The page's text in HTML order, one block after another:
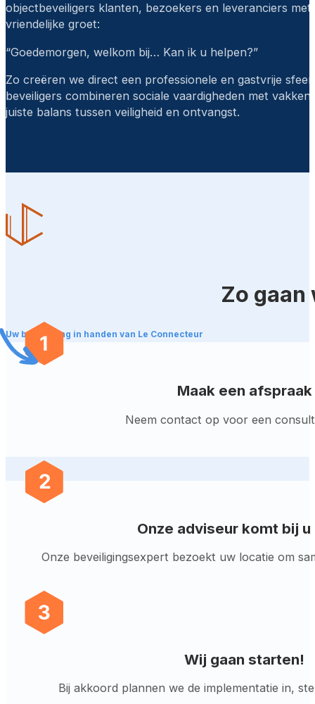
objectbeveiligers klanten, bezoekers en leveranciers met
vriendelijke groet:
“Goedemorgen, welkom bij… Kan ik u helpen?”
Zo creëren we direct een professionele en gastvrije
beveiligers combineren sociale vaardigheden met
juiste balans tussen veiligheid en ontvangst.
Zo gaan
Uw beveiliging in handen van Le Connecteur
Maak een afspraak
Neem contact op voor een
Onze adviseur komt bij u
Onze beveiligingsexpert bezoekt uw locatie om
Wij gaan starten!
Bij akkoord plannen we de implementatie in,